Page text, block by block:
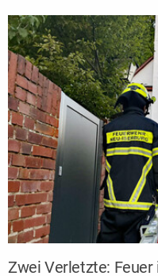
Zwei Verletzte: